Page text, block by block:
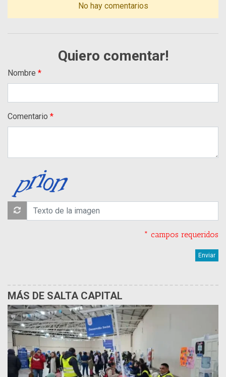
No hay comentarios
Quiero comentar!
Nombre
Comentario
* campos requeridos
MÁS DE SALTA CAPITAL